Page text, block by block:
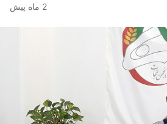
2 ماه پیش